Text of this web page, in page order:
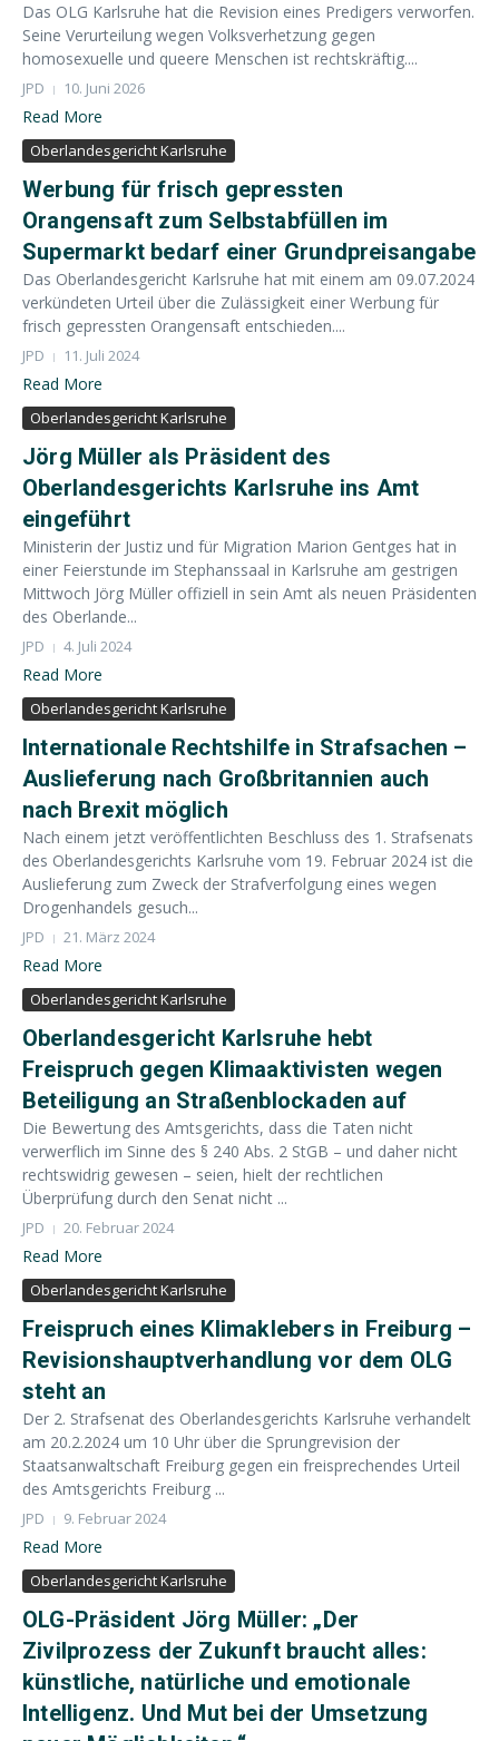
Das OLG Karlsruhe hat die Revision eines Predigers verworfen.
Seine Verurteilung wegen Volksverhetzung gegen
homosexuelle und queere Menschen ist rechtskräftig....
JPD 10. Juni 2026
Read More
Oberlandesgericht Karlsruhe
Werbung für frisch gepressten
Orangensaft zum Selbstabfüllen im
Supermarkt bedarf einer Grundpreisangabe
Das Oberlandesgericht Karlsruhe hat mit einem am 09.07.2024
verkündeten Urteil über die Zulässigkeit einer Werbung für
frisch gepressten Orangensaft entschieden....
JPD 11. Juli 2024
Read More
Oberlandesgericht Karlsruhe
Jörg Müller als Präsident des
Oberlandesgerichts Karlsruhe ins Amt
eingeführt
Ministerin der Justiz und für Migration Marion Gentges hat in
einer Feierstunde im Stephanssaal in Karlsruhe am gestrigen
Mittwoch Jörg Müller offiziell in sein Amt als neuen Präsidenten
des Oberlande...
JPD 4. Juli 2024
Read More
Oberlandesgericht Karlsruhe
Internationale Rechtshilfe in Strafsachen –
Auslieferung nach Großbritannien auch
nach Brexit möglich
Nach einem jetzt veröffentlichten Beschluss des 1. Strafsenats
des Oberlandesgerichts Karlsruhe vom 19. Februar 2024 ist die
Auslieferung zum Zweck der Strafverfolgung eines wegen
Drogenhandels gesuch...
JPD 21. März 2024
Read More
Oberlandesgericht Karlsruhe
Oberlandesgericht Karlsruhe hebt
Freispruch gegen Klimaaktivisten wegen
Beteiligung an Straßenblockaden auf
Die Bewertung des Amtsgerichts, dass die Taten nicht
verwerflich im Sinne des § 240 Abs. 2 StGB – und daher nicht
rechtswidrig gewesen – seien, hielt der rechtlichen
Überprüfung durch den Senat nicht ...
JPD 20. Februar 2024
Read More
Oberlandesgericht Karlsruhe
Freispruch eines Klimaklebers in Freiburg –
Revisionshauptverhandlung vor dem OLG
steht an
Der 2. Strafsenat des Oberlandesgerichts Karlsruhe verhandelt
am 20.2.2024 um 10 Uhr über die Sprungrevision der
Staatsanwaltschaft Freiburg gegen ein freisprechendes Urteil
des Amtsgerichts Freiburg ...
JPD 9. Februar 2024
Read More
Oberlandesgericht Karlsruhe
OLG-Präsident Jörg Müller: „Der
Zivilprozess der Zukunft braucht alles:
künstliche, natürliche und emotionale
Intelligenz. Und Mut bei der Umsetzung